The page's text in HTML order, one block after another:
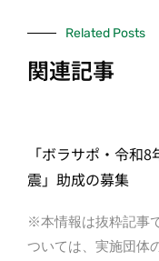
Related Posts
関連記事
「ボラサポ・令和
震」助成の募集
※本情報は抜粋記事
ついては、実施団体